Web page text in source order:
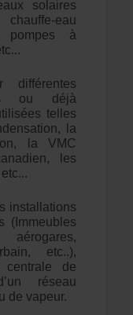
solaires
eau
pompes à
ou déjà
telles
la
la VMC
les
installations
(Immeubles
etc..),
centrale de
réseau
de vapeur.